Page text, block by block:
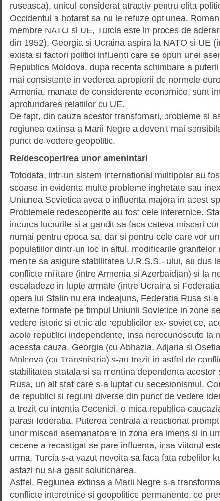
ruseasca), unicul considerat atractiv pentru elita
Occidentul a hotarat sa nu le refuze optiunea.
membre NATO si UE, Turcia este in proces de
din 1952), Georgia si Ucraina aspira la NATO si UE
exista si factori politici influenti care se opun unei
Republica Moldova, dupa recenta schimbare a
mai consistente in vederea apropierii de normele
Armenia, manate de considerente economice, sunt
aprofundarea relatiilor cu UE.
De fapt, din cauza acestor transfomari, probleme si
regiunea extinsa a Marii Negre a devenit mai
punct de vedere geopolitic.
Re/descoperirea unor amenintari
Totodata, intr-un sistem international multipolar au
scoase in evidenta multe probleme inghetate sau
Uniunea Sovietica avea o influenta majora in acest
Problemele redescoperite au fost cele interetnice.
incurca lucrurile si a gandit sa faca cateva miscari
numai pentru epoca sa, dar si pentru cele care vor
populatiilor dintr-un loc in altul, modificarile granitelor
menite sa asigure stabilitatea U.R.S.S.- ului, au dus
conflicte militare (intre Armenia si Azerbaidjan) si la
escaladeze in lupte armate (intre Ucraina si
opera lui Stalin nu era indeajuns, Federatia Rusa si-
externe formate pe timpul Uniunii Sovietice in zone
vedere istoric si etnic ale republicilor ex- sovietice,
acolo republici independente, insa nerecunoscute la
aceasta cauza, Georgia (cu Abhazia, Adjaria si
Moldova (cu Transnistria) s-au trezit in astfel de
stabilitatea statala si sa mentina dependenta acestor
Rusa, un alt stat care s-a luptat cu secesionismul.
de republici si regiuni diverse din punct de vedere
a trezit cu intentia Ceceniei, o mica republica
parasi federatia. Puterea centrala a reactionat
unor miscari asemanatoare in zona era imens si in
cecene a recastigat se pare influenta, insa viitorul
urma, Turcia s-a vazut nevoita sa faca fata rebelilor
astazi nu si-a gasit solutionarea.
Astfel, Regiunea extinsa a Marii Negre s-a
conflicte interetnice si geopolitice permanente, ce